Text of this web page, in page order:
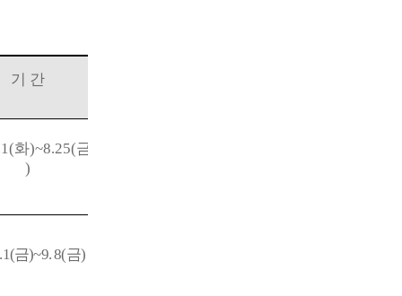
기 간
화)~8.25(금
)
금)~9. 8(금)